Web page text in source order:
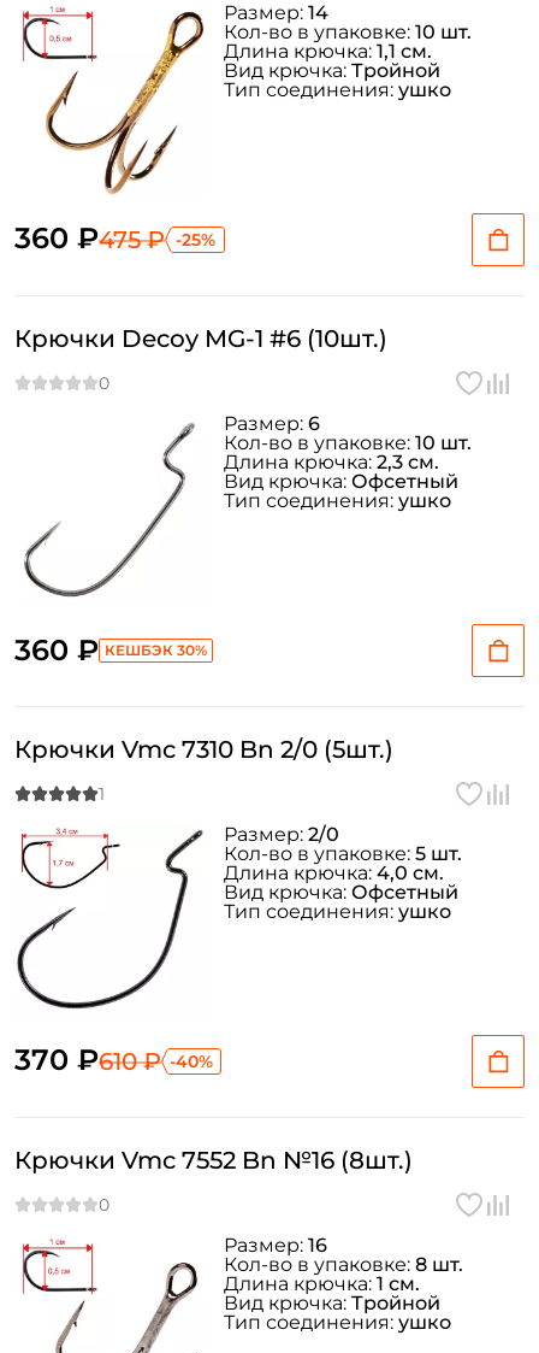
360 ₽475 ₽ -25%
Размер: 14
Кол-во в упаковке: 10 шт.
Длина крючка: 1,1 см.
Вид крючка: Тройной
Тип соединения: ушко
Крючки Decoy MG-1 #6 (10шт.)
360 ₽ КЕШБЭК 30%
Размер: 6
Кол-во в упаковке: 10 шт.
Длина крючка: 2,3 см.
Вид крючка: Офсетный
Тип соединения: ушко
Крючки Vmc 7310 Bn 2/0 (5шт.)
370 ₽610 ₽ -40%
Размер: 2/0
Кол-во в упаковке: 5 шт.
Длина крючка: 4,0 см.
Вид крючка: Офсетный
Тип соединения: ушко
Крючки Vmc 7552 Bn №16 (8шт.)
Размер: 16
Кол-во в упаковке: 8 шт.
Длина крючка: 1 см.
Вид крючка: Тройной
Тип соединения: ушко